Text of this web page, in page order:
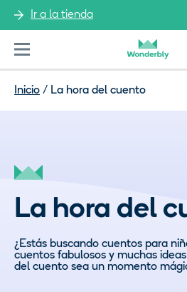
Ir a la tienda
Menu
Inicio / La hora del cuento
La hora del
¿Estás buscando cuentos para
cuentos fabulosos y muchas
del cuento sea un momento